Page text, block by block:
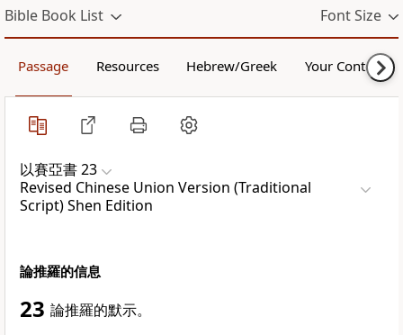
Bible Book List Font Size
Passage Resources Hebrew/Greek Your Content
以賽亞書 23
Revised Chinese Union Version (Traditional
Script) Shen Edition
論推羅的信息
23 論推羅的默示。